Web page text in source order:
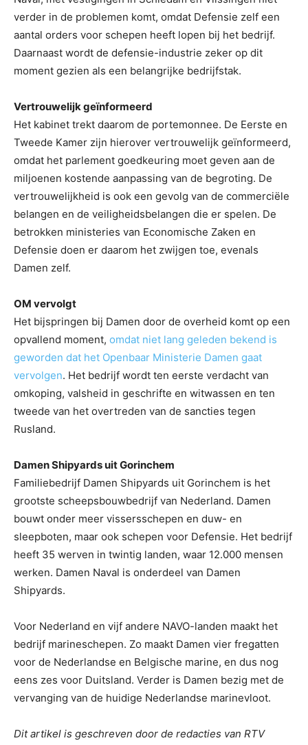
verder in de problemen komt, omdat Defensie zelf een
aantal orders voor schepen heeft lopen bij het bedrijf.
Daarnaast wordt de defensie-industrie zeker op dit
moment gezien als een belangrijke bedrijfstak.
Vertrouwelijk geïnformeerd
Het kabinet trekt daarom de portemonnee. De Eerste en
Tweede Kamer zijn hierover vertrouwelijk geïnformeerd,
omdat het parlement goedkeuring moet geven aan de
miljoenen kostende aanpassing van de begroting. De
vertrouwelijkheid is ook een gevolg van de commerciële
belangen en de veiligheidsbelangen die er spelen. De
betrokken ministeries van Economische Zaken en
Defensie doen er daarom het zwijgen toe, evenals
Damen zelf.
OM vervolgt
Het bijspringen bij Damen door de overheid komt op een
opvallend moment, omdat niet lang geleden bekend is
geworden dat het Openbaar Ministerie Damen gaat
vervolgen. Het bedrijf wordt ten eerste verdacht van
omkoping, valsheid in geschrifte en witwassen en ten
tweede van het overtreden van de sancties tegen
Rusland.
Damen Shipyards uit Gorinchem
Familiebedrijf Damen Shipyards uit Gorinchem is het
grootste scheepsbouwbedrijf van Nederland. Damen
bouwt onder meer vissersschepen en duw- en
sleepboten, maar ook schepen voor Defensie. Het bedrijf
heeft 35 werven in twintig landen, waar 12.000 mensen
werken. Damen Naval is onderdeel van Damen
Shipyards.
Voor Nederland en vijf andere NAVO-landen maakt het
bedrijf marineschepen. Zo maakt Damen vier fregatten
voor de Nederlandse en Belgische marine, en dus nog
eens zes voor Duitsland. Verder is Damen bezig met de
vervanging van de huidige Nederlandse marinevloot.
Dit artikel is geschreven door de redacties van RTV